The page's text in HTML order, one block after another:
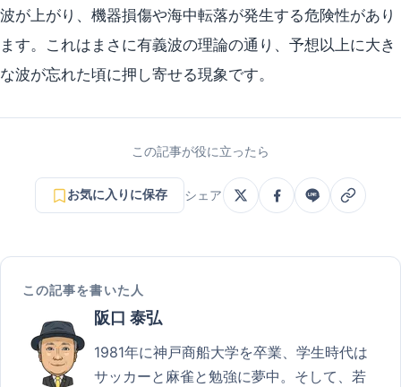
波が上がり、機器損傷や海中転落が発生する危険性があり
ます。これはまさに有義波の理論の通り、予想以上に大き
な波が忘れた頃に押し寄せる現象です。
この記事が役に立ったら
お気に入りに保存 シェア
この記事を書いた人
阪口 泰弘
1981年に神戸商船大学を卒業、学生時代は
サッカーと麻雀と勉強に夢中。そして、若